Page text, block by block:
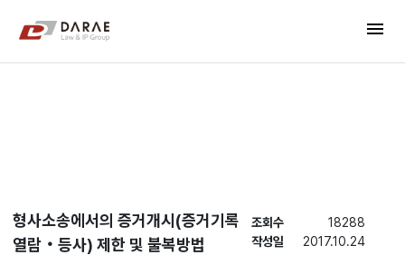
메인 메뉴 바로가기
menu
형사소송에서의 증거개시(증거기록
열람‧등사) 제한 및 불복방법
조회수
18288
작성일
2017.10.24